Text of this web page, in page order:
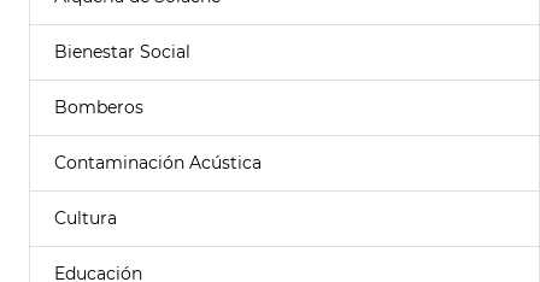
Bienestar Social
Bomberos
Contaminación Acústica
Cultura
Educación